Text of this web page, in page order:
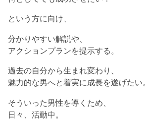
という方に向け、
分かりやすい解説や、
アクションプランを提示する。
過去の自分から生まれ変わり、
魅力的な男へと着実に成長を遂げたい。
そういった男性を導くため、
日々、活動中。